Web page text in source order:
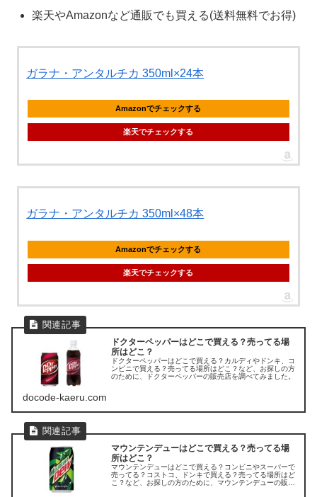
楽天やAmazonなど通販でも買える(送料無料でお得)
ガラナ・アンタルチカ 350ml×24本
Amazonでチェックする
楽天でチェックする
ガラナ・アンタルチカ 350ml×48本
Amazonでチェックする
楽天でチェックする
ドクターペッパーはどこで買える？売ってる場
所はどこ？
ドクターペッパーはどこで買える？カルディやドンキ、コ
ンビニで買える？売ってる場所はどこ？など、お探しの方
のために、ドクターペッパーの販売店を調べてみました。
docode-kaeru.com
マウンテンデューはどこで買える？売ってる場
所はどこ？
マウンテンデューはどこで買える？コンビニやスーパーで
売ってる？コストコ、ドンキで買える？売ってる場所はど
こ？など、お探しの方のために、マウンテンデューの販売